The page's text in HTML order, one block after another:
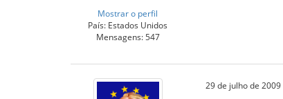
Mostrar o perfil
País: Estados Unidos
Mensagens: 547
29 de julho de 2009